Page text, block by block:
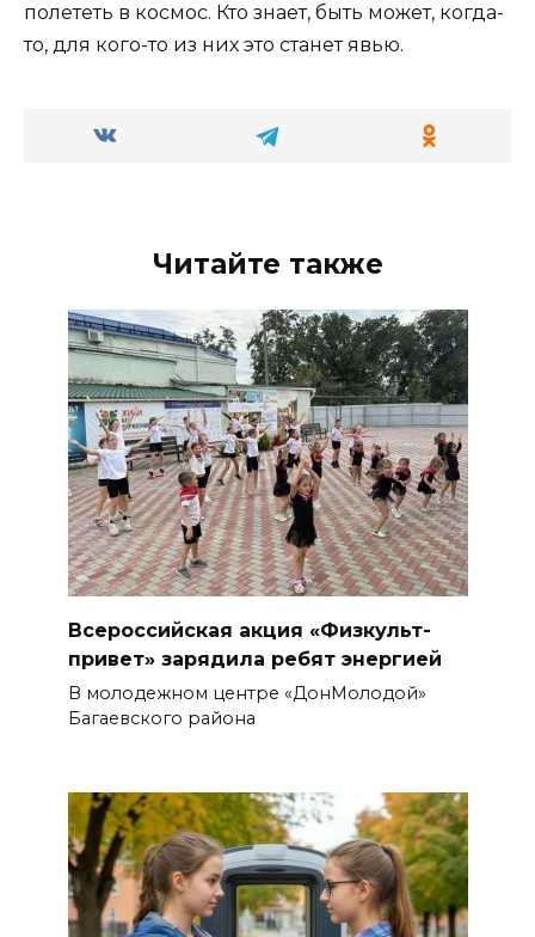
полететь в космос. Кто знает, быть может, когда-
то, для кого-то из них это станет явью.
Читайте также
Всероссийская акция «Физкульт-
привет» зарядила ребят энергией
В молодежном центре «ДонМолодой»
Багаевского района